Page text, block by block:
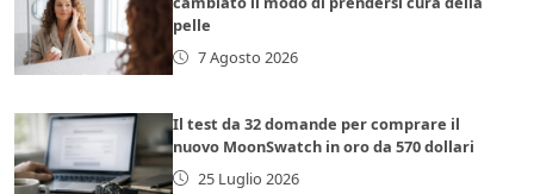
pelle
7 Agosto 2026
Il test da 32 domande per comprare il
nuovo MoonSwatch in oro da 570 dollari
25 Luglio 2026